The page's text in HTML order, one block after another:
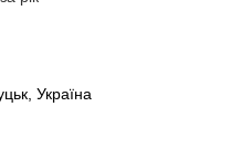
Україна